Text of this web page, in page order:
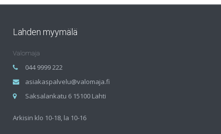
Lahden myymälä
Valomaja
044 9999 222
asiakaspalvelu@valomaja.fi
Saksalankatu 6 15100 Lahti
Arkisin klo 10-18, la 10-16